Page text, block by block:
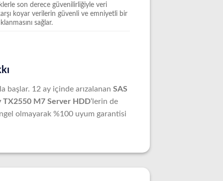
son derece güvenilirliğiyle veri
koyar verilerin güvenli ve emniyetli bir
sağlar.
başlar. 12 ay içinde arızalanan SAS
TX2550 M7 Server HDD‘lerin de
olmayarak %100 uyum garantisi